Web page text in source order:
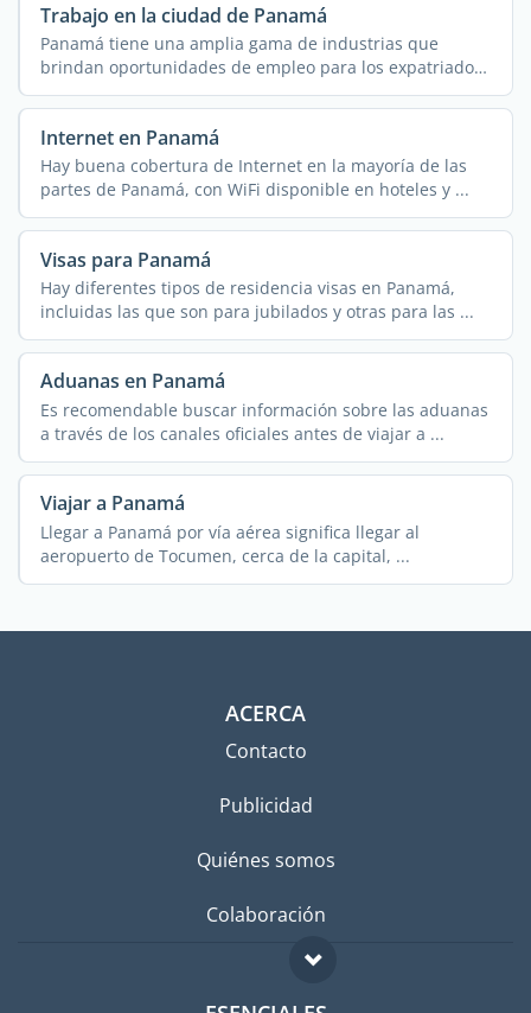
Trabajo en la ciudad de Panamá
Panamá tiene una amplia gama de industrias que
brindan oportunidades de empleo para los expatriados,
teniendo ...
Internet en Panamá
Hay buena cobertura de Internet en la mayoría de las
partes de Panamá, con WiFi disponible en hoteles y ...
Visas para Panamá
Hay diferentes tipos de residencia visas en Panamá,
incluidas las que son para jubilados y otras para las ...
Aduanas en Panamá
Es recomendable buscar información sobre las aduanas
a través de los canales oficiales antes de viajar a ...
Viajar a Panamá
Llegar a Panamá por vía aérea significa llegar al
aeropuerto de Tocumen, cerca de la capital, ...
ACERCA
Contacto
Publicidad
Quiénes somos
Colaboración